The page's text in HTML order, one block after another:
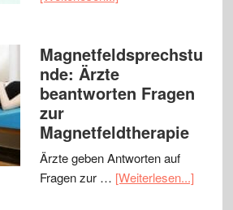
Magnetfeldsprechstu
nde: Ärzte
beantworten Fragen
zur
Magnetfeldtherapie
Ärzte geben Antworten auf
Fragen zur … [Weiterlesen...]